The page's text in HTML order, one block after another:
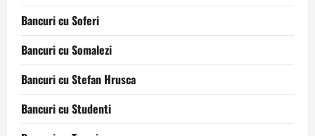
Bancuri cu Soferi
Bancuri cu Somalezi
Bancuri cu Stefan Hrusca
Bancuri cu Studenti